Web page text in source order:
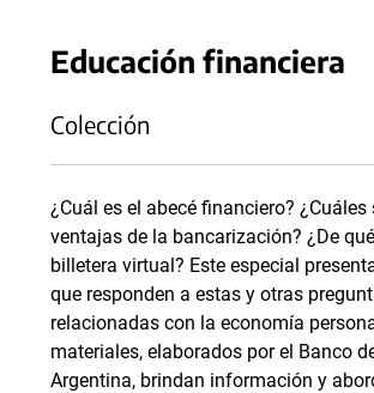
Educación financiera
Colección
¿Cuál es el abecé financiero? ¿Cuáles
ventajas de la bancarización? ¿De
billetera virtual? Este especial
que responden a estas y otras
relacionadas con la economía
materiales, elaborados por el Banco
Argentina, brindan información y